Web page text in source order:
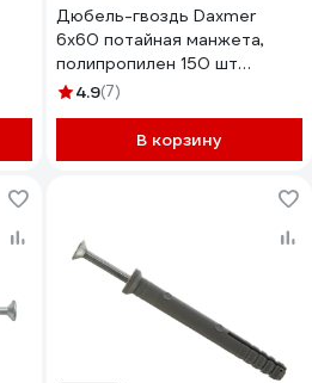
Дюбель-гвоздь Daxmer
6х60 потайная манжета,
полипропилен 150 шт
00000333565
4.9(7)
В корзину